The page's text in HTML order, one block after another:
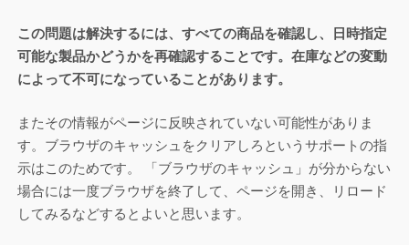
この問題は解決するには、すべての商品を確認し、日時指定
可能な製品かどうかを再確認することです。在庫などの変動
によって不可になっていることがあります。
またその情報がページに反映されていない可能性がありま
す。ブラウザのキャッシュをクリアしろというサポートの指
示はこのためです。 「ブラウザのキャッシュ」が分からない
場合には一度ブラウザを終了して、ページを開き、リロード
してみるなどするとよいと思います。